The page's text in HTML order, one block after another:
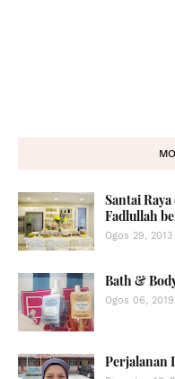
Santai
Fadlullah
Ogos 29, 2013
Bath &
Ogos 06, 2019
Perjalanan